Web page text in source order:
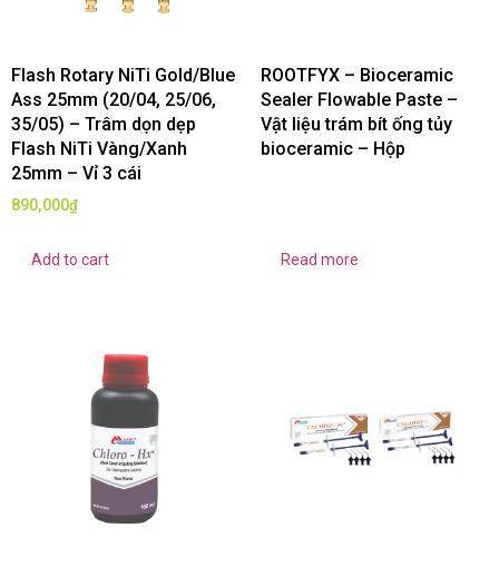
Flash Rotary NiTi Gold/Blue
Ass 25mm (20/04, 25/06,
35/05) – Trâm dọn dẹp
Flash NiTi Vàng/Xanh
25mm – Vỉ 3 cái
890,000₫
Add to cart
ROOTFYX – Bioceramic
Sealer Flowable Paste –
Vật liệu trám bít ống tủy
bioceramic – Hộp
Read more